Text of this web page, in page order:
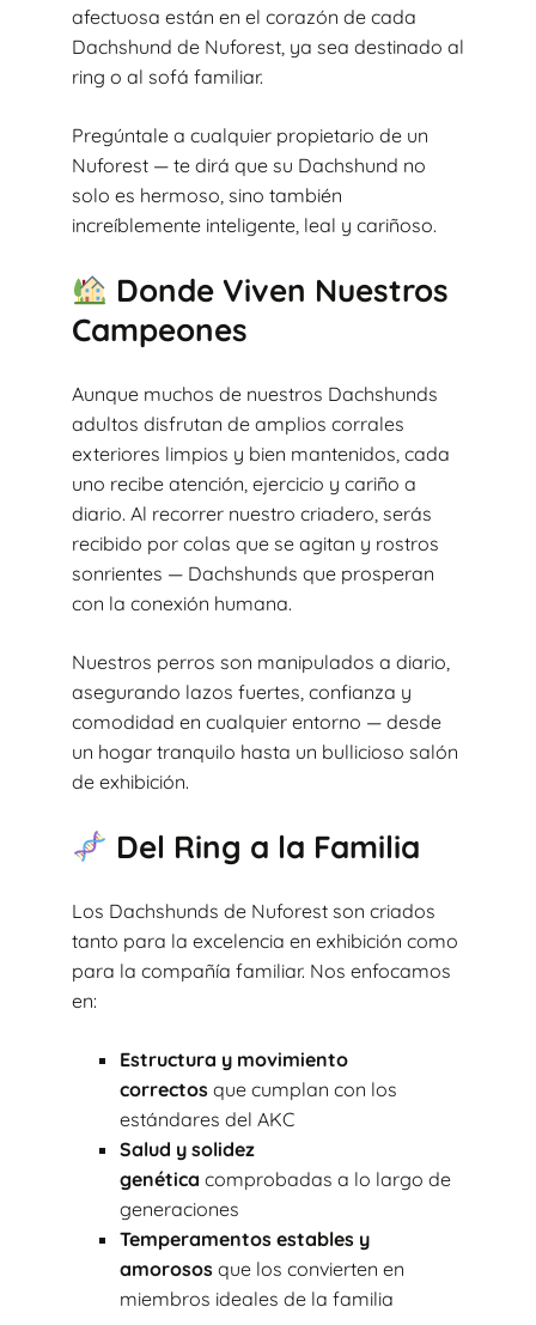
afectuosa están en el corazón de cada
Dachshund de Nuforest, ya sea destinado al
ring o al sofá familiar.
Pregúntale a cualquier propietario de un
Nuforest — te dirá que su Dachshund no
solo es hermoso, sino también
increíblemente inteligente, leal y cariñoso.
Donde Viven Nuestros
Campeones
Aunque muchos de nuestros Dachshunds
adultos disfrutan de amplios corrales
exteriores limpios y bien mantenidos, cada
uno recibe atención, ejercicio y cariño a
diario. Al recorrer nuestro criadero, serás
recibido por colas que se agitan y rostros
sonrientes — Dachshunds que prosperan
con la conexión humana.
Nuestros perros son manipulados a diario,
asegurando lazos fuertes, confianza y
comodidad en cualquier entorno — desde
un hogar tranquilo hasta un bullicioso salón
de exhibición.
Del Ring a la Familia
Los Dachshunds de Nuforest son criados
tanto para la excelencia en exhibición como
para la compañía familiar. Nos enfocamos
en:
Estructura y movimiento
correctos que cumplan con los
estándares del AKC
Salud y solidez
genética comprobadas a lo largo de
generaciones
Temperamentos estables y
amorosos que los convierten en
miembros ideales de la familia